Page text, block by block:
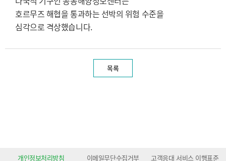
호르무즈 해협을 통과하는 선박의 위험 수준을
심각으로 격상했습니다.
목록
개인정보처리방침 이메일무단수집거부 고객응대 서비스 이행표준